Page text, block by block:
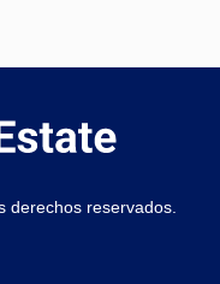
derechos reservados.